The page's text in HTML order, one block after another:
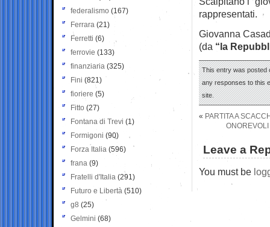
rappresentati.
Giovanna
(da “la
This entry was posted
any responses to this
site.
« PARTITA A
ONOREVOLI
Leave a
You must be
federalismo (167)
Ferrara (21)
Ferretti (6)
ferrovie (133)
finanziaria (325)
Fini (821)
fioriere (5)
Fitto (27)
Fontana di Trevi (1)
Formigoni (90)
Forza Italia (596)
frana (9)
Fratelli d'Italia (291)
Futuro e Libertà (510)
g8 (25)
Gelmini (68)